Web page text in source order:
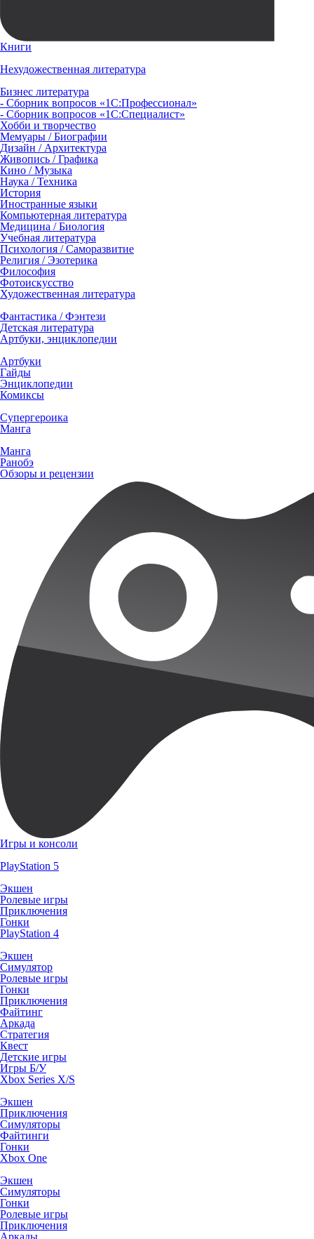
Книги
Нехудожественная литература
Бизнес литература
- Сборник вопросов «1С:Профессионал»
- Сборник вопросов «1С:Специалист»
Хобби и творчество
Мемуары / Биографии
Дизайн / Архитектура
Живопись / Графика
Кино / Музыка
Наука / Техника
История
Иностранные языки
Компьютерная литература
Медицина / Биология
Учебная литература
Психология / Саморазвитие
Религия / Эзотерика
Философия
Фотоискусство
Художественная литература
Фантастика / Фэнтези
Детская литература
Артбуки, энциклопедии
Артбуки
Гайды
Энциклопедии
Комиксы
Супергероика
Манга
Манга
Ранобэ
Обзоры и рецензии
Игры и консоли
PlayStation 5
Экшен
Ролевые игры
Приключения
Гонки
PlayStation 4
Экшен
Симулятор
Ролевые игры
Гонки
Приключения
Файтинг
Аркада
Стратегия
Квест
Детские игры
Игры Б/У
Xbox Series X/S
Экшен
Приключения
Симуляторы
Файтинги
Гонки
Xbox One
Экшен
Симуляторы
Гонки
Ролевые игры
Приключения
Аркады